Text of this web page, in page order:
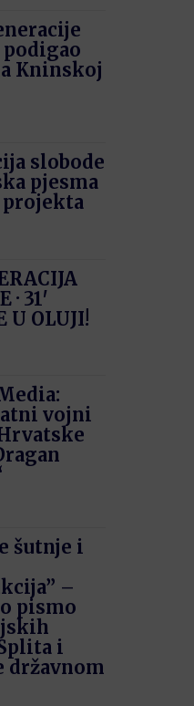
Kninskoj
slobode
pjesma
· 31′
U OLUJI!
vojni
šutnje i
–
pismo
i
državnom